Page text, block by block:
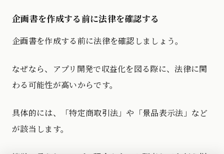
企画書を作成する前に法律を確認する
企画書を作成する前に法律を確認しましょう。
なぜなら、アプリ開発で収益化を図る際に、法律に関
わる可能性が高いからです。
具体的には、「特定商取引法」や「景品表示法」など
が該当します。